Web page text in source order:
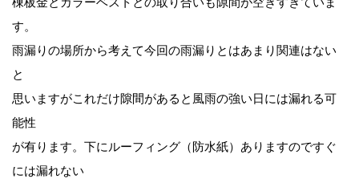
す。
雨漏りの場所から考えて今回の雨漏りとはあまり関連はない
と
思いますがこれだけ隙間があると風雨の強い日には漏れる可
能性
が有ります。下にルーフィング（防水紙）ありますのですぐ
には漏れない